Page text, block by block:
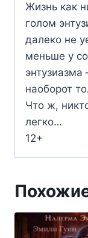
Жизнь как
голом
далеко не
меньше у
наоборот
Что ж,
легко…
12+